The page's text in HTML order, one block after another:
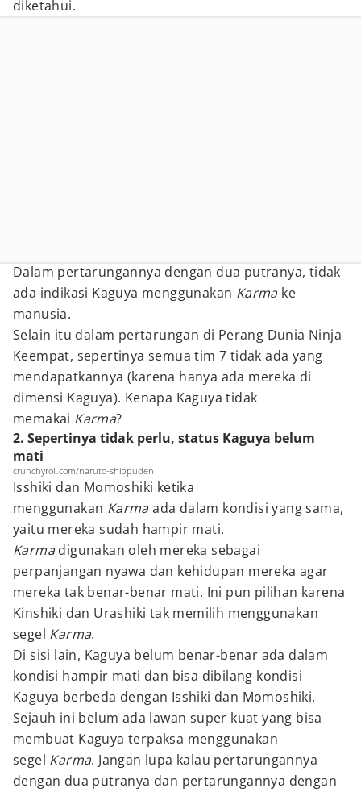
diketahui.
Dalam pertarungannya dengan dua putranya, tidak
ada indikasi Kaguya menggunakan Karma ke
manusia.
Selain itu dalam pertarungan di Perang Dunia Ninja
Keempat, sepertinya semua tim 7 tidak ada yang
mendapatkannya (karena hanya ada mereka di
dimensi Kaguya). Kenapa Kaguya tidak
memakai Karma?
2. Sepertinya tidak perlu, status Kaguya belum
mati
crunchyroll.com/naruto-shippuden
Isshiki dan Momoshiki ketika
menggunakan Karmaada dalam kondisi yang sama,
yaitu mereka sudah hampir mati.
Karmadigunakan oleh mereka sebagai
perpanjangan nyawa dan kehidupan mereka agar
mereka tak benar-benar mati. Ini pun pilihan karena
Kinshiki dan Urashiki tak memilih menggunakan
segel Karma.
Di sisi lain, Kaguya belum benar-benar ada dalam
kondisi hampir mati dan bisa dibilang kondisi
Kaguya berbeda dengan Isshiki dan Momoshiki.
Sejauh ini belum ada lawan super kuat yang bisa
membuat Kaguya terpaksa menggunakan
segel Karma. Jangan lupa kalau pertarungannya
dengan dua putranya dan pertarungannya dengan